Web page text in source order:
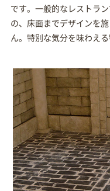
です。一般的なレストラ
の、床面までデザインを
ん。特別な気分を味わえ